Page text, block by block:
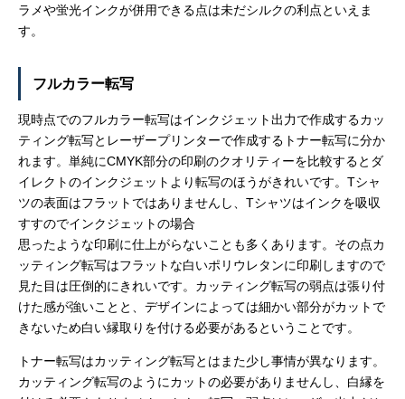
ラメや蛍光インクが併用できる点は未だシルクの利点といえま
す。
フルカラー転写
現時点でのフルカラー転写はインクジェット出力で作成するカッ
ティング転写とレーザープリンターで作成するトナー転写に分か
れます。単純にCMYK部分の印刷のクオリティーを比較するとダ
イレクトのインクジェットより転写のほうがきれいです。Tシャ
ツの表面はフラットではありませんし、Tシャツはインクを吸収
すすのでインクジェットの場合
思ったような印刷に仕上がらないことも多くあります。その点カ
ッティング転写はフラットな白いポリウレタンに印刷しますので
見た目は圧倒的にきれいです。カッティング転写の弱点は張り付
けた感が強いことと、デザインによっては細かい部分がカットで
きないため白い縁取りを付ける必要があるということです。
トナー転写はカッティング転写とはまた少し事情が異なります。
カッティング転写のようにカットの必要がありませんし、白縁を